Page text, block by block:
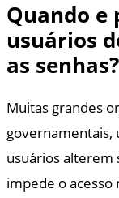
Quando e
usuários
as senhas?
Muitas grandes
governamentais,
usuários alterem
impede o